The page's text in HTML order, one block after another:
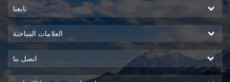
تابعنا
العلامات الساخنة
اتصل بنا